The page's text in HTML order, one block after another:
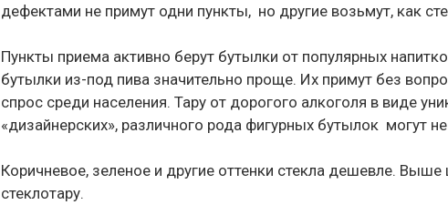
дефектами не примут одни пункты, но другие возьмут, как
Пункты приема активно берут бутылки от популярных
бутылки из-под пива значительно проще. Их примут без
спрос среди населения. Тару от дорогого алкоголя в виде
«дизайнерских», различного рода фигурных бутылок могут
Коричневое, зеленое и другие оттенки стекла дешевле.
стеклотару.